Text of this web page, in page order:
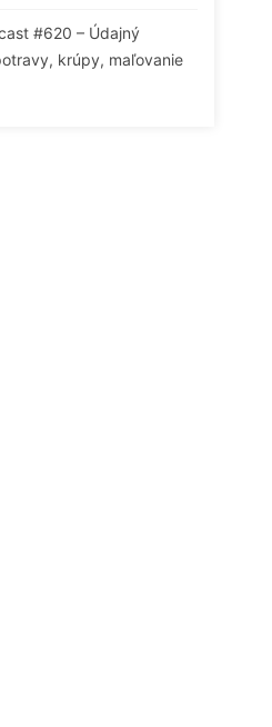
#620 – Údajný
krúpy, maľovanie